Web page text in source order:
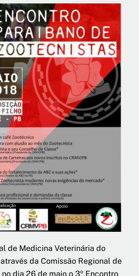
de Medicina Veterinária do
da Comissão Regional de
dia 26 de maio o 3º Encontro